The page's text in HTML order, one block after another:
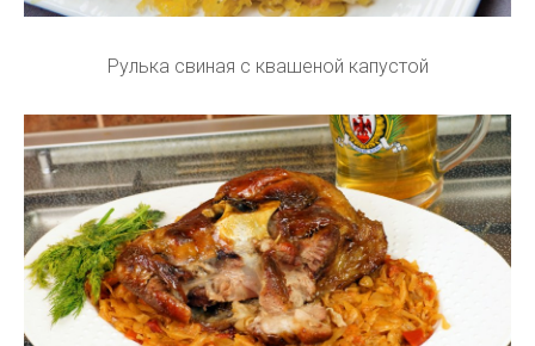
Рулька свиная с квашеной капустой